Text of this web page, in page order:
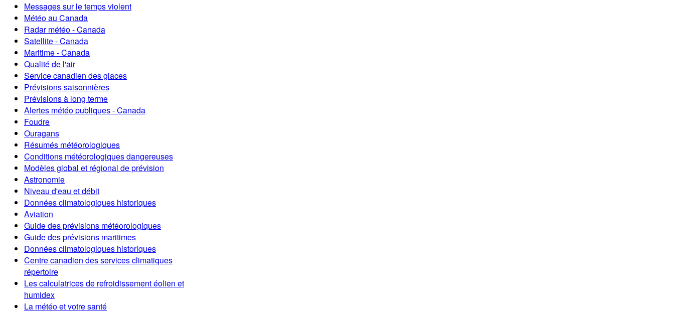
Messages sur le temps violent
Météo au Canada
Radar météo - Canada
Satellite - Canada
Maritime - Canada
Qualité de l'air
Service canadien des glaces
Prévisions saisonnières
Prévisions à long terme
Alertes météo publiques - Canada
Foudre
Ouragans
Résumés météorologiques
Conditions météorologiques dangereuses
Modèles global et régional de prévision
Astronomie
Niveau d'eau et débit
Données climatologiques historiques
Aviation
Guide des prévisions météorologiques
Guide des prévisions maritimes
Données climatologiques historiques
Centre canadien des services climatiques
répertoire
Les calculatrices de refroidissement éolien et
humidex
La météo et votre santé